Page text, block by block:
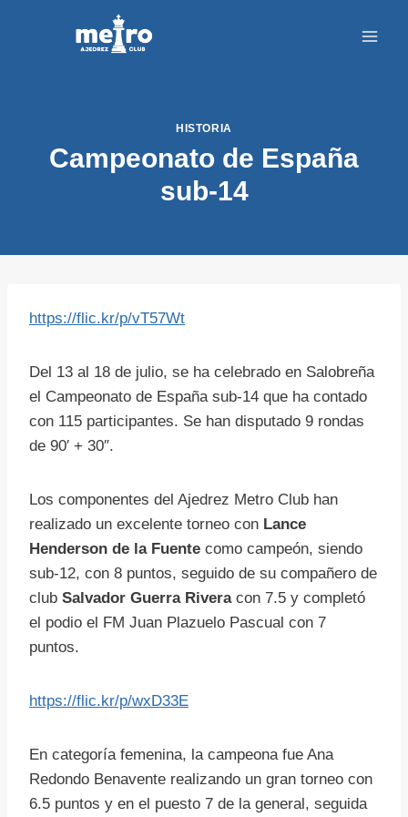
HISTORIA
Campeonato de España
sub-14
https://flic.kr/p/vT57Wt
Del 13 al 18 de julio, se ha celebrado en Salobreña
el Campeonato de España sub-14 que ha contado
con 115 participantes. Se han disputado 9 rondas
de 90′ + 30″.
Los componentes del Ajedrez Metro Club han
realizado un excelente torneo con Lance
Henderson de la Fuente como campeón, siendo
sub-12, con 8 puntos, seguido de su compañero de
club Salvador Guerra Riveracon 7.5 y completó
el podio el FM Juan Plazuelo Pascual con 7
puntos.
https://flic.kr/p/wxD33E
En categoría femenina, la campeona fue Ana
Redondo Benavente realizando un gran torneo con
6.5 puntos y en el puesto 7 de la general, seguida